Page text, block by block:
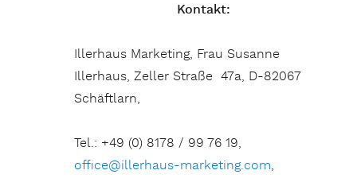
Kontakt:
Illerhaus Marketing, Frau Susanne
Illerhaus, Zeller Straße 47a, D-82067
Schäftlarn,
Tel.: +49 (0) 8178 / 99 76 19,
office@illerhaus-marketing.com,